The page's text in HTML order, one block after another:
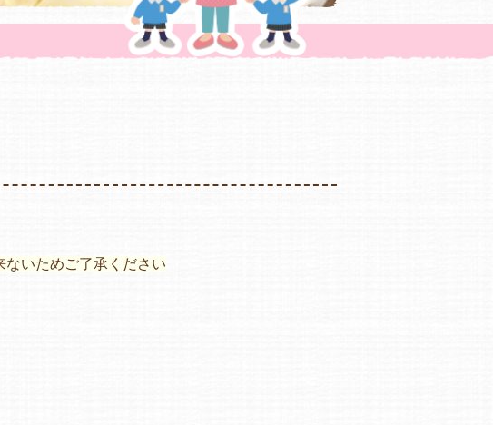
いためご了承ください